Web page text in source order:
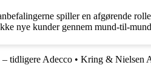
spiller en afgørende
nye kunder gennem mund-til-
tidligere Adecco • Kring & Nielsen